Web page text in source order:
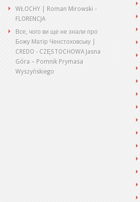
WŁOCHY | Roman Mirowski -
FLORENCJA
Все, чого ви ще не знали про
Божу Матір Ченстоховську |
CREDO - CZĘSTOCHOWA Jasna
Góra – Pomnik Prymasa
Wyszyńskiego